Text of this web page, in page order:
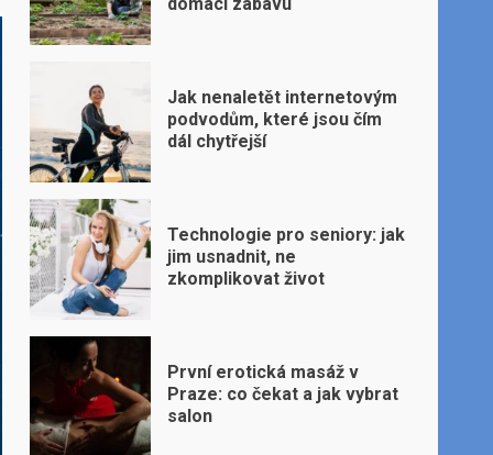
Jak nenaletět internetovým
podvodům, které jsou čím
dál chytřejší
Technologie pro seniory: jak
jim usnadnit, ne
zkomplikovat život
První erotická masáž v
Praze: co čekat a jak vybrat
salon